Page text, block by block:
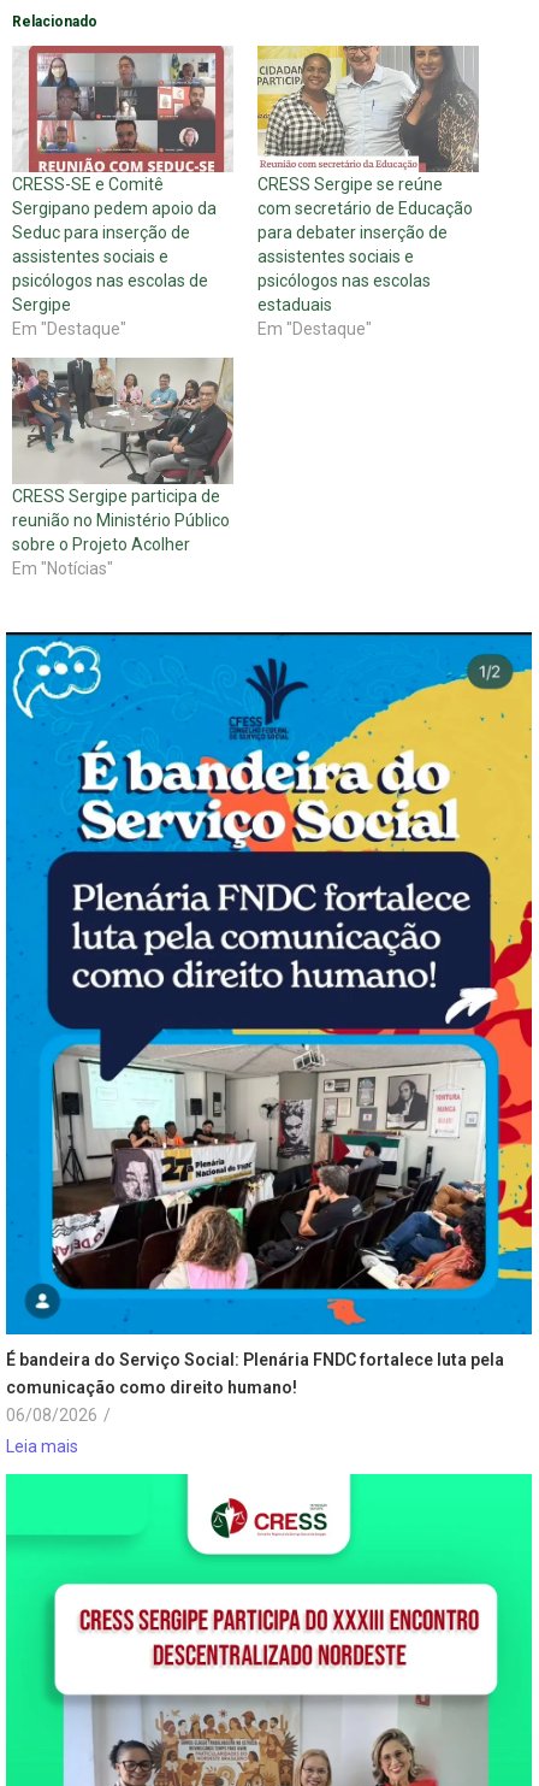
Relacionado
CRESS-SE e Comitê
Sergipano pedem apoio da
Seduc para inserção de
assistentes sociais e
psicólogos nas escolas de
Sergipe
Em "Destaque"
CRESS Sergipe se reúne
com secretário de Educação
para debater inserção de
assistentes sociais e
psicólogos nas escolas
estaduais
Em "Destaque"
CRESS Sergipe participa de
reunião no Ministério Público
sobre o Projeto Acolher
Em "Notícias"
É bandeira do Serviço Social: Plenária FNDC fortalece luta pela
comunicação como direito humano!
06/08/2026 /
Leia mais